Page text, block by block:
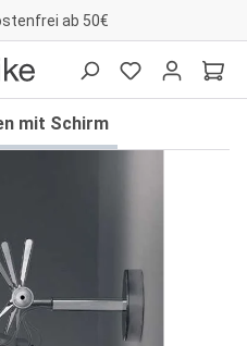
ab 50€
mit Schirm